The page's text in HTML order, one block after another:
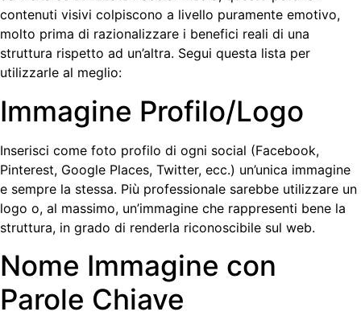
contenuti visivi colpiscono a livello puramente emotivo,
molto prima di razionalizzare i benefici reali di una
struttura rispetto ad un’altra. Segui questa lista per
utilizzarle al meglio:
Immagine Profilo/Logo
Inserisci come foto profilo di ogni social (Facebook,
Pinterest, Google Places, Twitter, ecc.) un’unica immagine
e sempre la stessa. Più professionale sarebbe utilizzare un
logo o, al massimo, un’immagine che rappresenti bene la
struttura, in grado di renderla riconoscibile sul web.
Nome Immagine con
Parole Chiave